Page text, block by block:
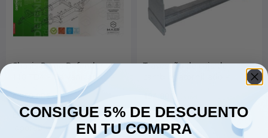
Chasis Puma Defender
110 TD4 – Galvanizado
4,989.00€
Travesaño de caja de
Galvanizado – Defender
CONSIGUE 5% DE DESCUENTO
EN TU COMPRA